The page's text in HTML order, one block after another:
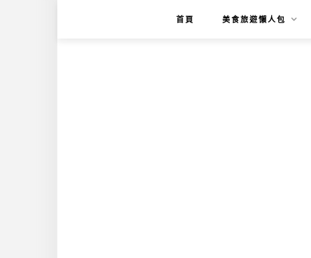
首頁 美食旅遊懶人包